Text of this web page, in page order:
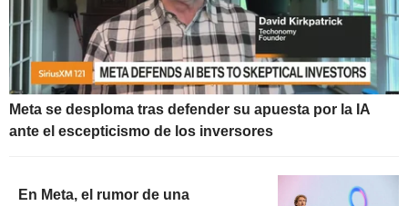
Meta se desploma tras defender su apuesta por la IA
ante el escepticismo de los inversores
En Meta, el rumor de una